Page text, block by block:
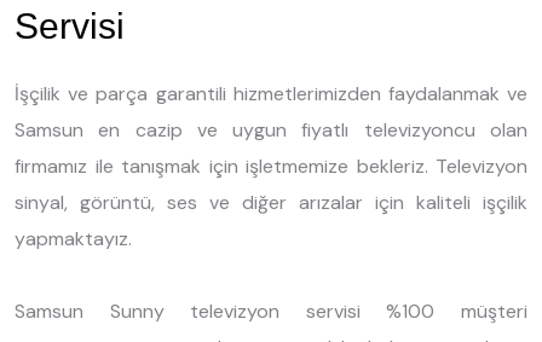
Servisi
İşçilik ve parça garantili hizmetlerimizden faydalanmak ve
Samsun en cazip ve uygun fiyatlı televizyoncu olan
firmamız ile tanışmak için işletmemize bekleriz. Televizyon
sinyal, görüntü, ses ve diğer arızalar için kaliteli işçilik
yapmaktayız.
Samsun Sunny televizyon servisi %100 müşteri